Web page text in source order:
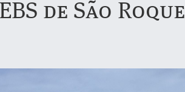
de São Roque